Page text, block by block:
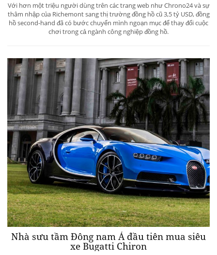
Với hơn một triệu người dùng trên các trang web như Chrono24 và sự
thâm nhập của Richemont sang thị trường đồng hồ cũ 3,5 tỷ USD, đồng
hồ second-hand đã có bước chuyển mình ngoạn mục để thay đổi cuộc
chơi trong cả ngành công nghiệp đồng hồ.
Nhà sưu tầm Đông nam Á đầu tiên mua siêu
xe Bugatti Chiron